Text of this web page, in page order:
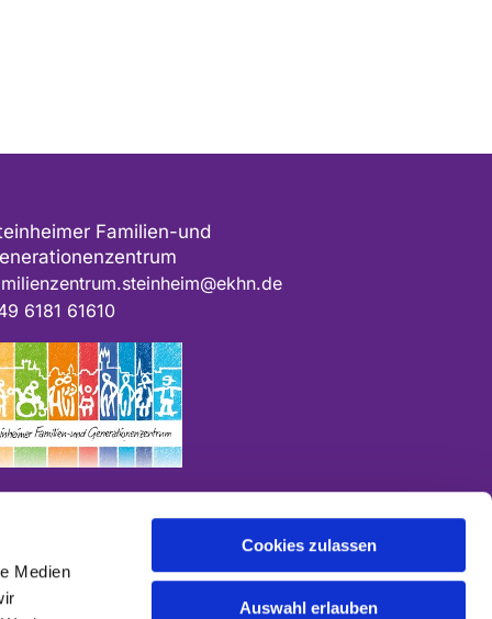
Medien
Cookies zulassen
Auswahl erlauben
Familien-und
6181 61610